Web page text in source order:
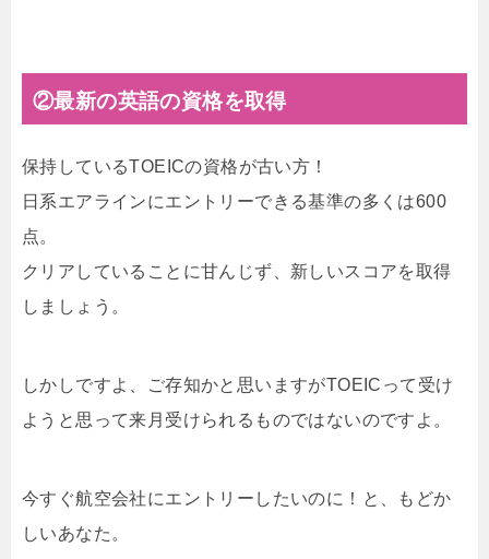
②最新の英語の資格を取得
保持しているTOEICの資格が古い方！
日系エアラインにエントリーできる基準の多くは600
点。
クリアしていることに甘んじず、新しいスコアを取得
しましょう。
しかしですよ、ご存知かと思いますがTOEICって受け
ようと思って来月受けられるものではないのですよ。
今すぐ航空会社にエントリーしたいのに！と、もどか
しいあなた。